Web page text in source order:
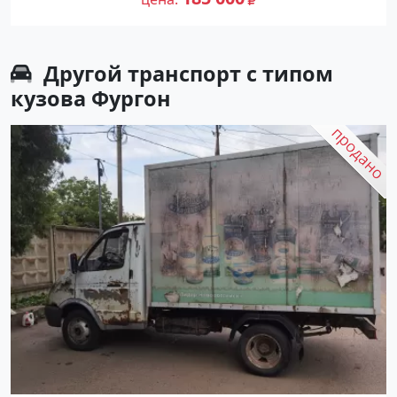
Другой транспорт с типом
кузова Фургон